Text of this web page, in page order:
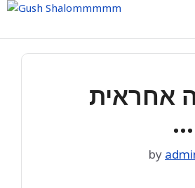
Skip
content
אחראית
by